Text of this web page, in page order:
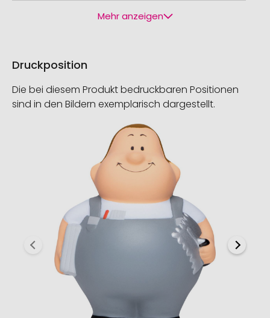
Mehr anzeigen
Druckposition
Die bei diesem Produkt bedruckbaren Positionen
sind in den Bildern exemplarisch dargestellt.